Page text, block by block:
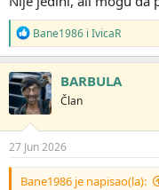
R
e
a
g
o
v
a
n
j
Bane1986 i IvicaR
BARBULA
Član
27 Jun 2026
Bane1986 je napisao(la):